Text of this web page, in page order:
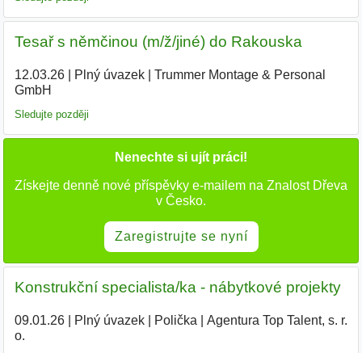
Tesař s němčinou (m/ž/jiné) do Rakouska
12.03.26| Plný úvazek|
Trummer Montage & Personal
GmbH
Sledujte později
Nenechte si ujít práci!
Získejte denně nové příspěvky e-mailem na Znalost Dřeva
v Česko.
Zaregistrujte se nyní
Konstrukční specialista/ka - nábytkové projekty
09.01.26| Plný úvazek| Polička
Agentura Top Talent, s. r.
o.